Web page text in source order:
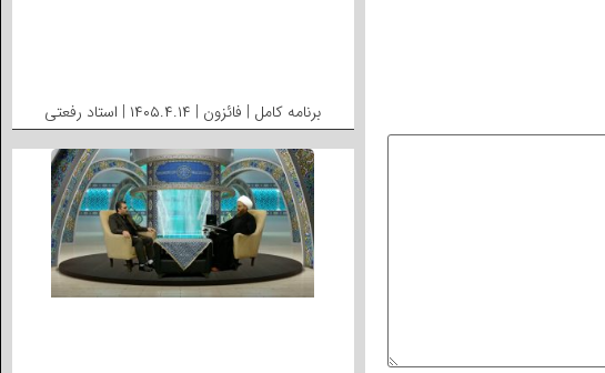
برنامه کامل | فائزون | ۱۴۰۵.۴.۱۴ | استاد رفعتی